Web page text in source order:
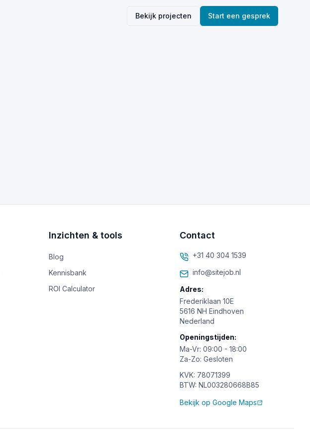
Bekijk projecten Start een gesprek
Inzichten & tools
Blog
Kennisbank
ROI Calculator
Contact
+31 40 304 1539
info@sitejob.nl
Adres:
Frederiklaan 10E
5616 NH Eindhoven
Nederland
Openingstijden:
Ma-Vr: 09:00 - 18:00
Za-Zo: Gesloten
KVK: 78071399
BTW: NL003280668B85
Bekijk op Google Maps